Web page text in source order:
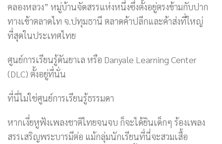
คลองหลวง” หมู่บ้านจัดสรรแห่งหนึ่งซึ่งตั้งอยู่ตรงข้ามกับปาก
ทางเข้าตลาดไท จ.ปทุมธานี ตลาดค้าปลีกและค้าส่งที่ใหญ่
ที่สุดในประเทศไทย
ศูนย์การเรียนรู้ดันยาเล หรือ Danyale Learning Center
(DLC) ตั้งอยู่ที่นั่น
ที่นี่ไม่ใช่ศูนย์การเรียนรู้ธรรมดา
หากเงี่ยหูฟังเพลงชาติไทยจนจบ ก็จะได้ยินเด็กๆ ร้องเพลง
สรรเสริญพระบารมีต่อ แม้กลุ่มนักเรียนที่นี่จะสวมเสื้อ